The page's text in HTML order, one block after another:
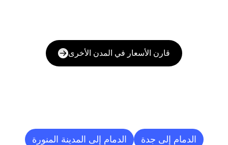
قارن الأسعار في المدن الأخرى
الدمام إلى جدة الدمام إلى المدينة المنورة